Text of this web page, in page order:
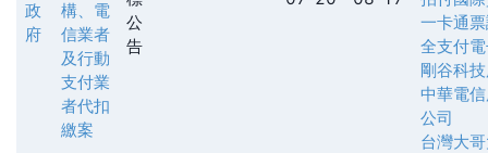
政
府
構、電
信業者
及行動
支付業
者代扣
繳案
公
告
一卡通
全支付
剛谷科
中華電
公司
台灣大